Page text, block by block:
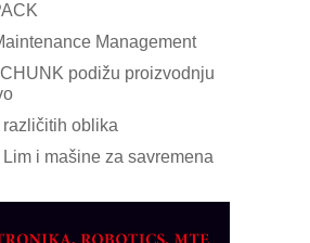
Management
podižu proizvodnju
oblika
i mašine za savremena